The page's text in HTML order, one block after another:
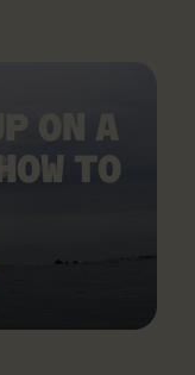
ON A
TO